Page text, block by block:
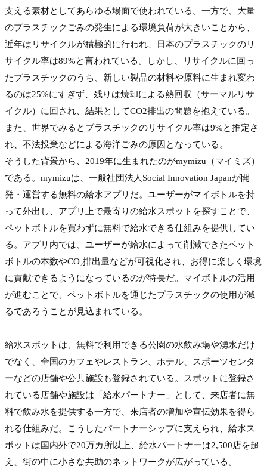
支える素材としてあらゆる場面で使われている。一方で、大量
のプラスチックごみの発生による環境負荷が大きいことから、
近年はリサイクルが積極的に行われ、日本のプラスチックのリ
サイクル率は89%と言われている。しかし、リサイクルに回っ
たプラスチックのうち、新しい製品の材料や原料に生まれ変わ
るのは25%にすぎず、残りは焼却による熱回収（サーマルリサ
イクル）に回され、結果としてCO2排出の問題を抱えている。
また、世界でみるとプラスチックのリサイクル率は9%と推定さ
れ、不法投棄などによる海洋ごみの原因となっている。
そうした背景から、2019年に生まれたのがmymizu（マイミズ）
である。mymizuは、一般社団法人Social Innovation Japanが開
発・運営する無料の給水アプリだ。ユーザーがマイボトルを持
って外出し、アプリ上で最寄りの給水スポットを探すことで、
ペットボトルを買わずに無料で給水できる仕組みを提供してい
る。アプリ内では、ユーザーが給水によって削減できたペット
ボトルの本数やCO₂排出量などが可視化され、お得に楽しく環境
に貢献できるようになっているのが特長だ。マイボトルの活用
が進むことで、ペットボトルを通じたプラスチックの使用が減
るであろうことが見込まれている。
給水スポットは、無料で利用できる公園の水飲み場や湧水だけ
でなく、全国のカフェやレストラン、ホテル、スポーツセンタ
ーなどの店舗や公共施設も登録されている。スポットに登録さ
れている店舗や施設は「給水パートナー」として、来店者に無
料で飲み水を提供する一方で、来店者の増加や宣伝効果を得ら
れる仕組みだ。こうしたパートナーシップに支えられ、給水ス
ポットは国内外で20万カ所以上、給水パートナーは2,500店を超
え、街の中に小さな共助のネットワークが広がっている。